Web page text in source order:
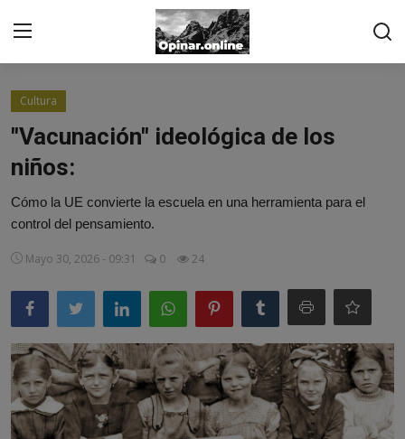
Acceso
De los suscriptores
Noticias
Prensa
Moda
Negocios
Misterios
Cultura
"Vacunación" ideológica de los
niños:
Cómo la UE convierte la escuela en una herramienta para el
control del pensamiento.
Mayo 30, 2026 - 09:31 0 24